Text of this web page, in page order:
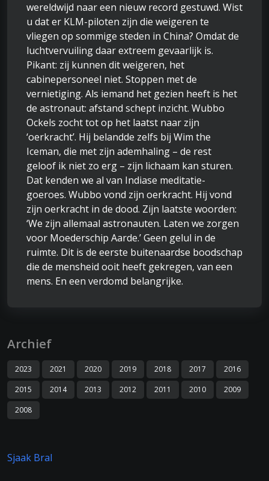
wereldwijd naar een nieuw record gestuwd. Wist
u dat er KLM-piloten zijn die weigeren te
vliegen op sommige steden in China? Omdat de
luchtvervuiling daar extreem gevaarlijk is.
Pikant: zij kunnen dit weigeren, het
cabinepersoneel niet. Stoppen met de
vernietiging. Als iemand het gezien heeft is het
de astronaut: afstand schept inzicht. Wubbo
Ockels zocht tot op het laatst naar zijn
‘oerkracht’. Hij belandde zelfs bij Wim the
Iceman, die met zijn ademhaling – de rest
geloof ik niet zo erg – zijn lichaam kan sturen.
Dat kenden we al van Indiase meditatie-
goeroes. Wubbo vond zijn oerkracht. Hij vond
zijn oerkracht in de dood. Zijn laatste woorden:
‘We zijn allemaal astronauten. Laten we zorgen
voor Moederschip Aarde.’ Geen gelul in de
ruimte. Dit is de eerste buitenaardse boodschap
die de mensheid ooit heeft gekregen, van een
mens. En een verdomd belangrijke.
Archief
2023 2021 2020 2019 2018 2017
2016
2015
2014 2013 2012 2011 2010
2009
2008
Sjaak Bral